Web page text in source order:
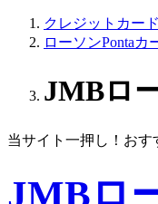
クレジットカー
ローソンPontaカ
JMBロ
当サイト一押し！おす
JMBロ